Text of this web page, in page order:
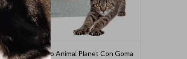
Juguete Gato Animal Planet Con Goma